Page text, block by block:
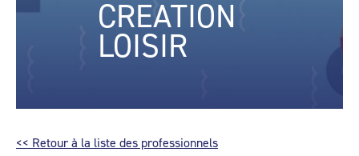
CREATION
LOISIR
<< Retour à la liste des professionnels